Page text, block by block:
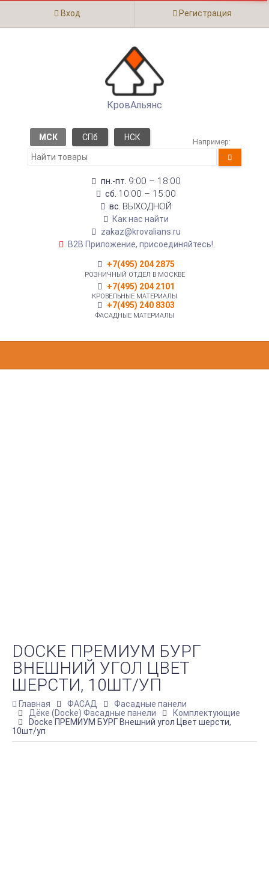
Вход Регистрация
КровАльянс
МСК СПб НСК Например:
пн.-пт. 9:00 – 18:00
сб. 10:00 – 15:00
вс. ВЫХОДНОЙ
Как нас найти
zakaz@krovalians.ru
B2B Приложение, присоединяйтесь!
+7(495) 204 2875
РОЗНИЧНЫЙ ОТДЕЛ В МОСКВЕ
+7(495) 204 2101
КРОВЕЛЬНЫЕ МАТЕРИАЛЫ
+7(495) 240 8303
ФАСАДНЫЕ МАТЕРИАЛЫ
DOCKE ПРЕМИУМ БУРГ
ВНЕШНИЙ УГОЛ ЦВЕТ
ШЕРСТИ, 10ШТ/УП
Главная ФАСАД
Фасадные панели
Дёке (Docke) Фасадные панели
Комплектующие
Docke ПРЕМИУМ БУРГ Внешний угол Цвет шерсти,
10шт/уп